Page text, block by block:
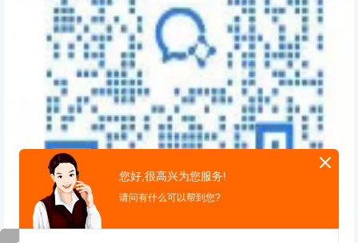
您好,很高兴为您服务!
请问有什么可以帮到您?